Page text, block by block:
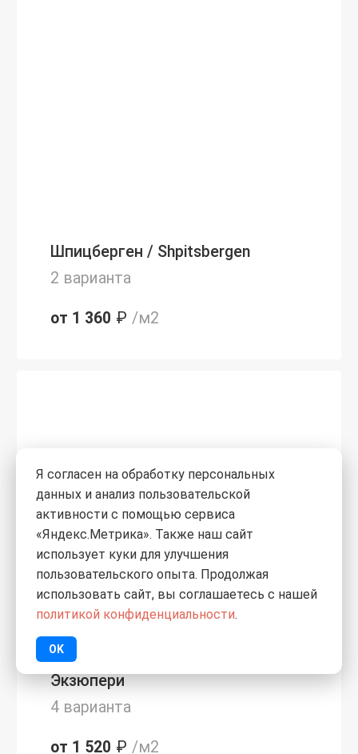
Шпицберген / Shpitsbergen
2 варианта
от 1 360 ₽ /м2
Экзюпери
4 варианта
от 1 520 ₽ /м2
Я согласен на обработку персональных
данных и анализ пользовательской
активности с помощью сервиса
«Яндекс.Метрика». Также наш сайт
использует куки для улучшения
пользовательского опыта. Продолжая
использовать сайт, вы соглашаетесь с нашей
политикой конфиденциальности.
OK